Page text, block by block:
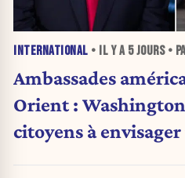
INTERNATIONAL • IL Y A 5 JOURS•
Ambassades
Orient :
citoyens à